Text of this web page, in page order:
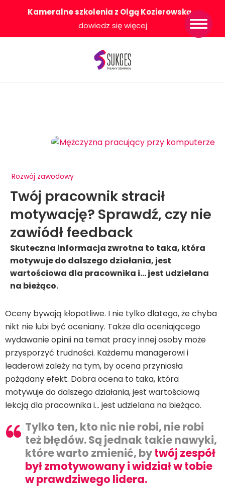
Kameralne szkolenia z Olgą Kozierowską-
dowiedz się więcej
Rozwój zawodowy
Twój pracownik stracił
motywację? Sprawdź, czy nie
zawiódł feedback
Skuteczna informacja zwrotna to taka, która
motywuje do dalszego działania, jest
wartościowa dla pracownika i… jest udzielana
na bieżąco.
Oceny bywają kłopotliwe. I nie tylko dlatego, że chyba
nikt nie lubi być oceniany. Także dla oceniającego
wydawanie opinii na temat pracy innej osoby może
przysporzyć trudności. Każdemu managerowi i
leaderowi zależy na tym, by ocena przyniosła
pożądany efekt. Dobra ocena to taka, która
motywuje do dalszego działania, jest wartościową
lekcją dla pracownika i… jest udzielana na bieżąco.
Tylko ten, kto nic nie robi, nie robi
też błędów. Są jednak takie nawyki,
które warto zmienić, bytwój zespół
był zmotywowany i widział w tobie
w prawdziwego lidera.
Strona główna
Konkurs Sukces